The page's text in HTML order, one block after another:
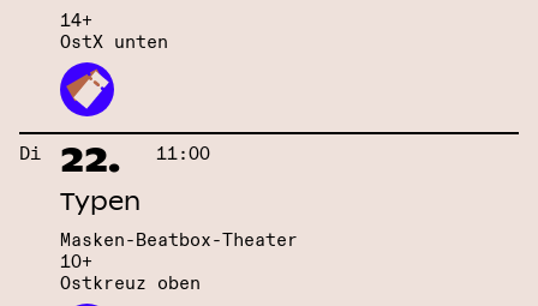
14+
OstX unten
Di 22. 11:00
Typen
Masken-Beatbox-Theater
10+
Ostkreuz oben